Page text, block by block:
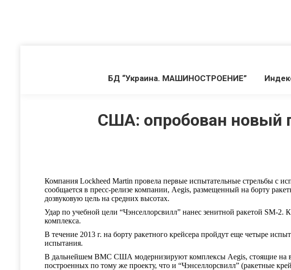
БД “Украина. МАШИНОСТРОЕНИЕ”
США: опробован новый
Компания Lockheed Martin провела первые испытательные стрельбы с
сообщается в пресс-релизе компании, Aegis, размещенный на борту
дозвуковую цель на средних высотах.
Удар по учебной цели “Чэнселлорсвилл” нанес зенитной ракетой SM-2.
комплекса.
В течение 2013 г. на борту ракетного крейсера пройдут еще четыре
испытания.
В дальнейшем ВМС США модернизируют комплексы Aegis, стоящие на
построенных по тому же проекту, что и “Чэнселлорсвилл” (ракетные